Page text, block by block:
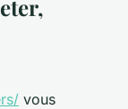
vous